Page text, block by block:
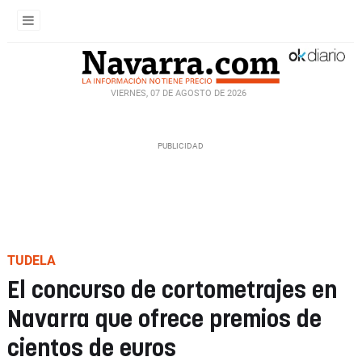
VIERNES, 07 DE AGOSTO DE 2026
TUDELA
El concurso de cortometrajes en
Navarra que ofrece premios de
cientos de euros